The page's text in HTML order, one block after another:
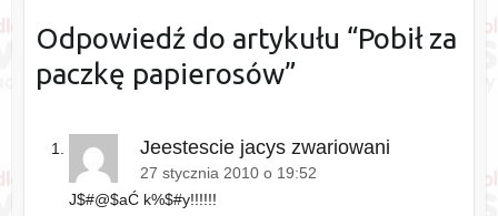
Odpowiedź do artykułu “Pobił za
paczkę papierosów”
Jeestescie jacys zwariowani
27 stycznia 2010 o 19:52
J$#@$aĆ k%$#y!!!!!!